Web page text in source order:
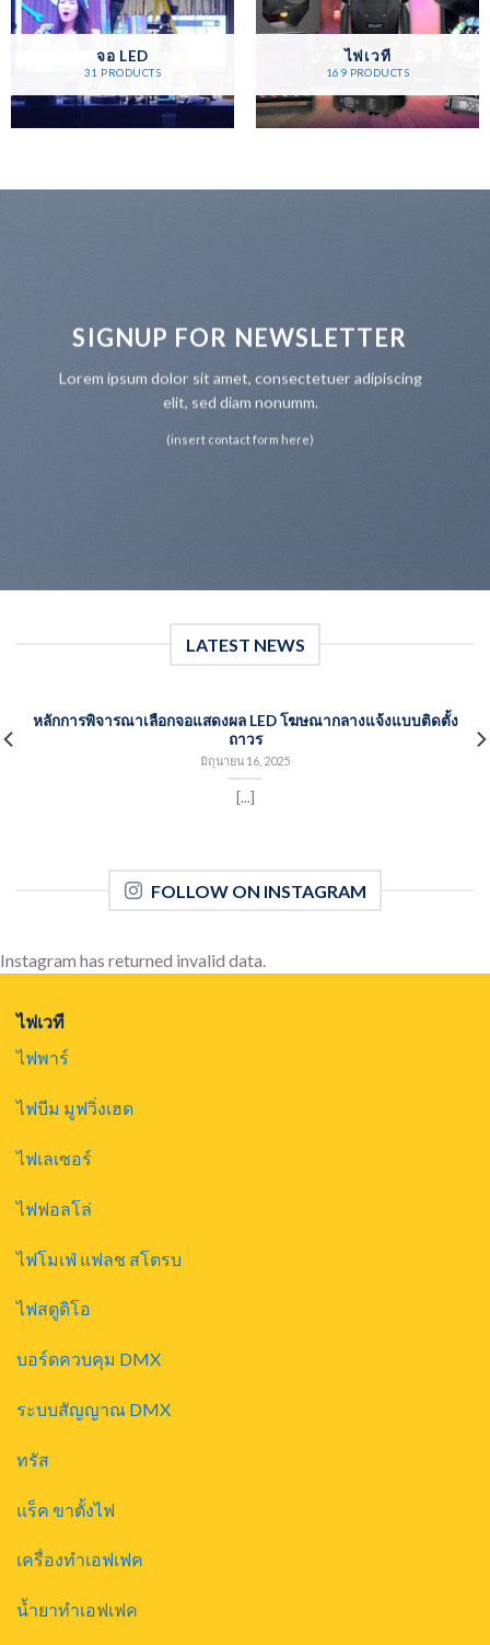
จอ LED
31 PRODUCTS
ไฟเวที
169 PRODUCTS
SIGNUP FOR NEWSLETTER
Lorem ipsum dolor sit amet, consectetuer adipiscing
elit, sed diam nonumm.
(insert contact form here)
LATEST NEWS
หลักการพิจารณาเลือกจอแสดงผล LED โฆษณากลางแจ้งแบบติดตั้ง
ถาวร
มิถุนายน 16, 2025
[...]
FOLLOW ON INSTAGRAM
Instagram has returned invalid data.
ไฟเวที
ไฟพาร์
ไฟบีม มูฟวิ่งเฮด
ไฟเลเซอร์
ไฟฟอลโล่
ไฟโมเฟ่ แฟลช สโตรบ
ไฟสตูดิโอ
บอร์ดควบคุม DMX
ระบบสัญญาณ DMX
ทรัส
แร็ค ขาตั้งไฟ
เครื่องทำเอฟเฟค
น้ำยาทำเอฟเฟค